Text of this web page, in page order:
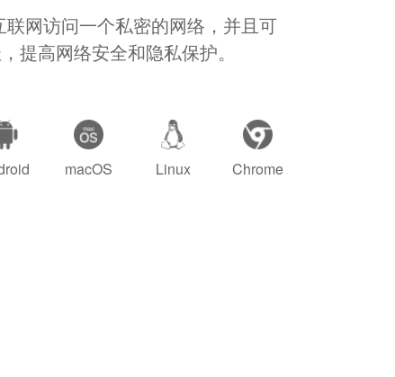
网访问一个私密的网络，并且可
提高网络安全和隐私保护。
macOS Linux Chrome